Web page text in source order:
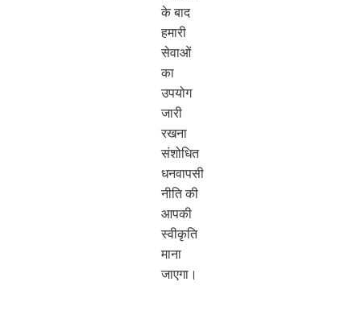
के बाद
हमारी
सेवाओं
का
उपयोग
जारी
रखना
संशोधित
धनवापसी
नीति की
आपकी
स्वीकृति
माना
जाएगा।